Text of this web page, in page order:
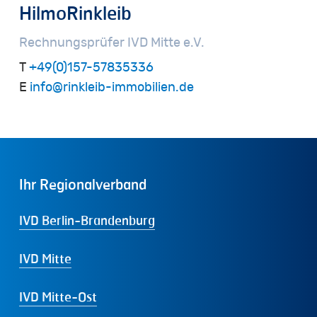
HilmoRinkleib
Rechnungsprüfer IVD Mitte e.V.
T +49(0)157-57835336
E info@rinkleib-immobilien.de
Ihr Regionalverband
IVD Berlin-Brandenburg
IVD Mitte
IVD Mitte-Ost